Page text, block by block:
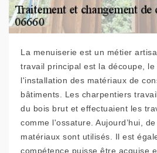
La menuiserie est un métier
travail principal est la découpe, le
l'installation des matériaux de
bâtiments. Les charpentiers
du bois brut et effectuaient les
comme l'ossature. Aujourd’hui,
matériaux sont utilisés. Il est
compétence puisse être acquise